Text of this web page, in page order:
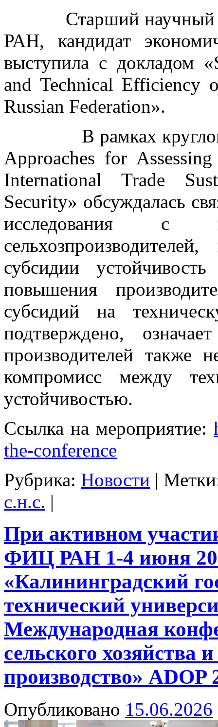
Старший научный
РАН, кандидат
выступила с докладом
and Technical Efficiency
Russian Federation».
В рамках круглого
Approaches for
International Trade
Security» обсуждалась
исследования с
субсидии
повышения
субсидий на
подтверждено,
производителей также
компромисс между
устойчивостью.
Ссылка на мероприятие:
the-conference
Рубрика: Новости |
с.н.с. |
При активном
ФИЦ РАН 1-4 июня
«Калининградский
технический
Международная
сельского хозяйства
производство» ADOP
Опубликовано 15.06.2026